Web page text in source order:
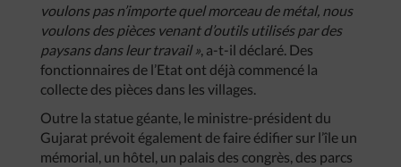
voulons pas n’importe quel morceau de métal, nous
voulons des pièces venant d’outils utilisés par des
paysans dans leur travail », a-t-il déclaré. Des
fonctionnaires de l’Etat ont déjà commencé la
collecte des pièces dans les villages.
Outre la statue géante, le ministre-président du
Gujarat prévoit également de faire édifier sur l’île un
mémorial, un hôtel, un palais des congrès, des parcs